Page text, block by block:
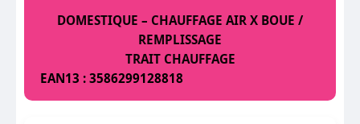
DOMESTIQUE – CHAUFFAGE AIR X BOUE /
REMPLISSAGE
TRAIT CHAUFFAGE
EAN13 : 3586299128818